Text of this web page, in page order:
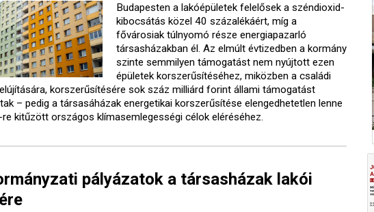
Budapesten a lakóépületek felelősek a széndioxid-
kibocsátás közel 40 százalékáért, míg a
fővárosiak túlnyomó része energiapazarló
társasházakban él. Az elmúlt évtizedben a kormány
szinte semmilyen támogatást nem nyújtott ezen
épületek korszerűsítéséhez, miközben a családi
korszerűsítésére sok száz milliárd forint állami támogatást
– pedig a társasáházak energetikai korszerűsítése elengedhetetlen lenne
kitűzött országos klímasemlegességi célok eléréséhez.
pályázatok a társasházak lakói